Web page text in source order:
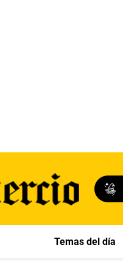
Temas del día